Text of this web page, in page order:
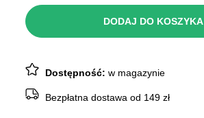
Szampon
DODAJ DO KOSZYKA
Dostępność:w magazynie
Bezpłatna dostawa od 149 zł